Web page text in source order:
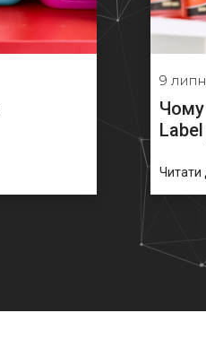
9
Чому
Читати